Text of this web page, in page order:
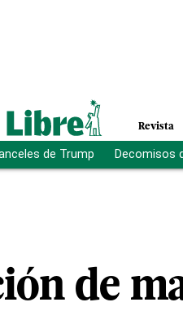
Revista
de Trump Decomisos
de